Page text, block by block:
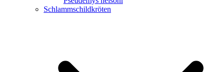
Schlammschildkröten